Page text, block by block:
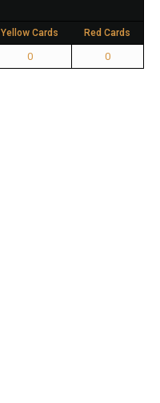
Yellow Cards Red Cards
0 0